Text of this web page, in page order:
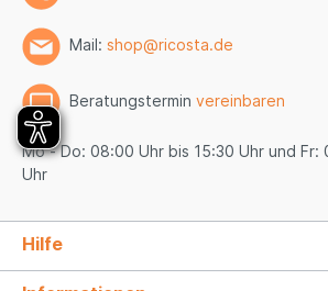
Mail: shop@ricosta.de
Beratungstermin vereinbaren
Mo - Do: 08:00 Uhr bis 15:30 Uhr und Fr:
Uhr
Hilfe